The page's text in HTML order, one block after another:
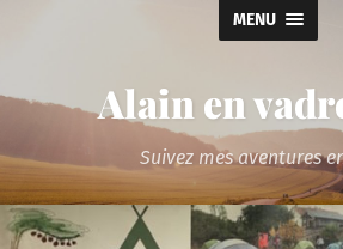
MENU
Alain en
Suivez mes aventures